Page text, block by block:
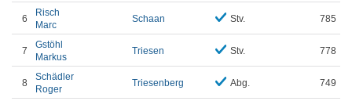
6
Risch
Marc
Schaan Stv. 785
7
Gstöhl
Markus
Triesen Stv. 778
8
Schädler
Roger
Triesenberg Abg. 749